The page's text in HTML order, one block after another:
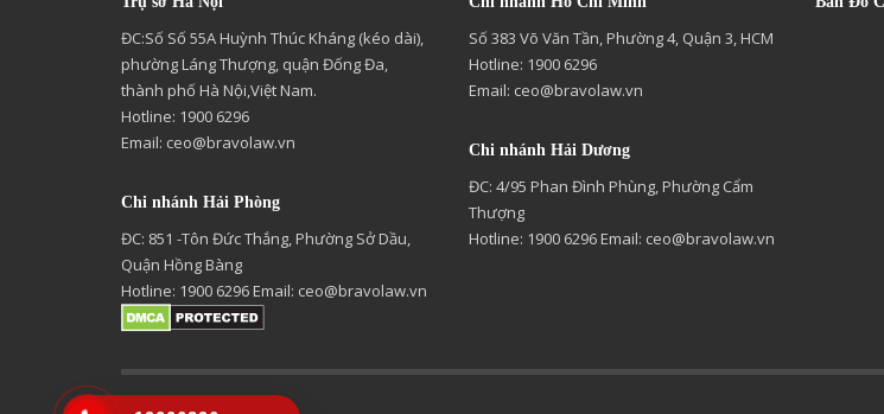
ĐC:Số Số 55A Huỳnh Thúc Kháng (kéo dài),
phường Láng Thượng, quận Đống Đa,
thành phố Hà Nội,Việt Nam.
Hotline: 1900 6296
Email: ceo@bravolaw.vn
Chi nhánh Hải Phòng
ĐC: 851 -Tôn Đức Thắng, Phường Sở Dầu,
Quận Hồng Bàng
Hotline: 1900 6296 Email: ceo@bravolaw.vn
Số 383 Võ Văn Tần, Phường 4, Quận 3, HCM
Hotline: 1900 6296
Email: ceo@bravolaw.vn
Chi nhánh Hải Dương
ĐC: 4/95 Phan Đình Phùng, Phường Cẩm
Thượng
Hotline: 1900 6296 Email: ceo@bravolaw.vn